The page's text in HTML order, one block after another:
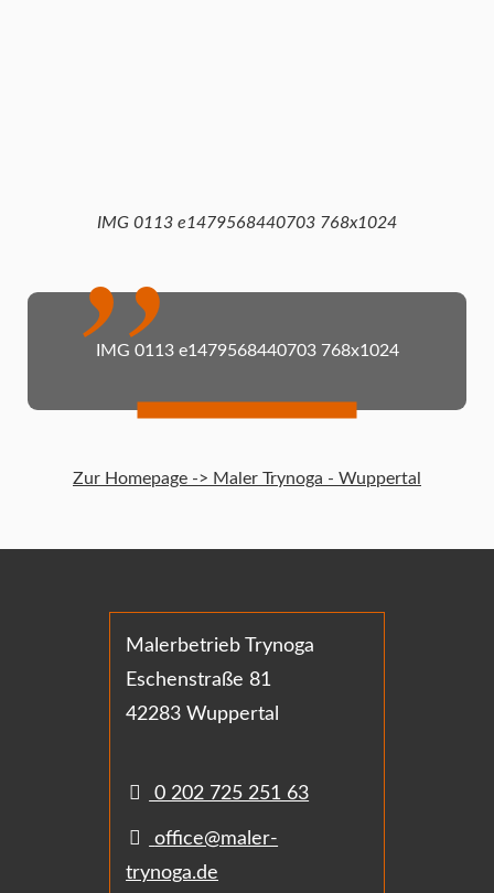
IMG 0113 e1479568440703 768x1024
IMG 0113 e1479568440703 768x1024
Zur Homepage -> Maler Trynoga - Wuppertal
Malerbetrieb Trynoga
Eschenstraße 81
42283 Wuppertal
0 202 725 251 63
office@maler-
trynoga.de